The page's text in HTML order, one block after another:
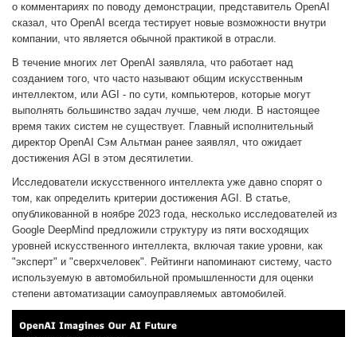
о комментариях по поводу демонстрации, представитель OpenAI
сказал, что OpenAI всегда тестирует новые возможности внутри
компании, что является обычной практикой в отрасли.
В течение многих лет OpenAI заявляла, что работает над
созданием того, что часто называют общим искусственным
интеллектом, или AGI - по сути, компьютеров, которые могут
выполнять большинство задач лучше, чем люди. В настоящее
время таких систем не существует. Главный исполнительный
директор OpenAI Сэм Альтман ранее заявлял, что ожидает
достижения AGI в этом десятилетии.
Исследователи искусственного интеллекта уже давно спорят о
том, как определить критерии достижения AGI. В статье,
опубликованной в ноябре 2023 года, несколько исследователей из
Google DeepMind предложили структуру из пяти восходящих
уровней искусственного интеллекта, включая такие уровни, как
"эксперт" и "сверхчеловек". Рейтинги напоминают систему, часто
используемую в автомобильной промышленности для оценки
степени автоматизации самоуправляемых автомобилей.